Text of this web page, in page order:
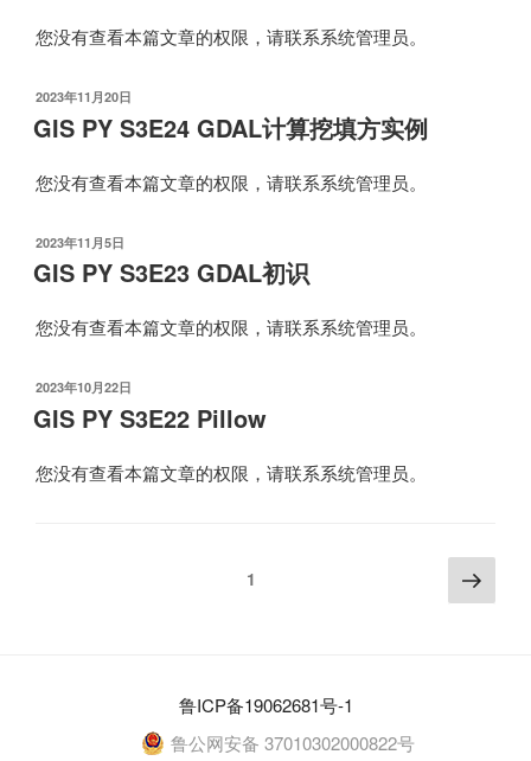
您没有查看本篇文章的权限，请联系系统管理员。
发
布
于
2023年11月20日
GIS PY S3E24 GDAL计算挖填方实例
您没有查看本篇文章的权限，请联系系统管理员。
发
布
于
2023年11月5日
GIS PY S3E23 GDAL初识
您没有查看本篇文章的权限，请联系系统管理员。
发
布
于
2023年10月22日
GIS PY S3E22 Pillow
您没有查看本篇文章的权限，请联系系统管理员。
1 下
一
鲁ICP备19062681号-1
鲁公网安备 37010302000822号